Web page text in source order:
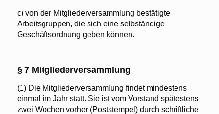
c) von der Mitgliederversammlung bestätigte
Arbeitsgruppen, die sich eine selbständige
Geschäftsordnung geben können.
§ 7 Mitgliederversammlung
(1) Die Mitgliederversammlung findet mindestens
einmal im Jahr statt. Sie ist vom Vorstand spätestens
zwei Wochen vorher (Poststempel) durch schriftliche